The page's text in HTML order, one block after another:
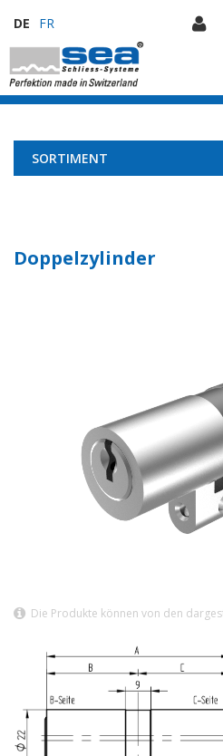
DE FR
SORTIMENT
Doppelzylinder
Die Produkte können von den